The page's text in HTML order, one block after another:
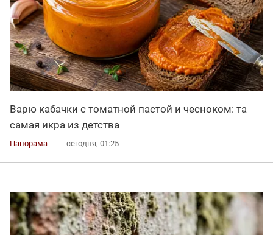
Варю кабачки с томатной пастой и чесноком: та
самая икра из детства
Панорама сегодня, 01:25